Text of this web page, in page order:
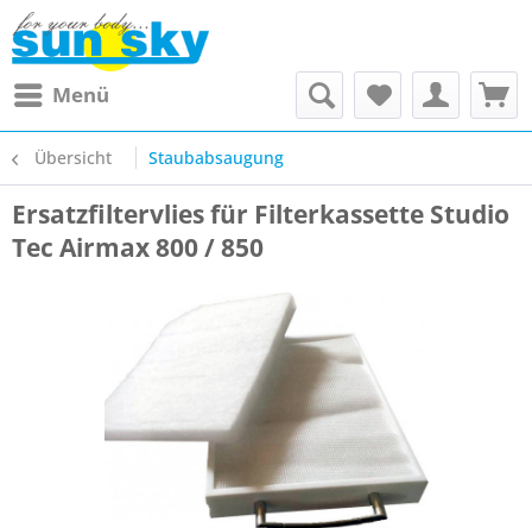
Menü
Übersicht Staubabsaugung
Ersatzfiltervlies für Filterkassette Studio
Tec Airmax 800 / 850